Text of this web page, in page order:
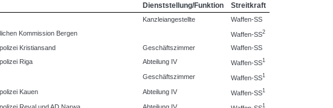
Dienststellung/Funktion Streitkraft
Kanzleiangestellte
Waffen-SS
Kommission Bergen Waffen-SS2
Kristiansand Geschäftszimmer
Waffen-SS
Riga Abteilung IV Waffen-SS1
Geschäftszimmer Waffen-SS1
Kauen Abteilung IV Waffen-SS1
1